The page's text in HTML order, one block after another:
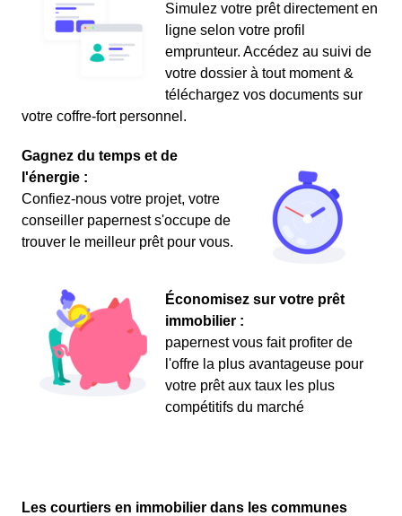
Simulez votre prêt directement en
ligne selon votre profil
emprunteur. Accédez au suivi de
votre dossier à tout moment &
téléchargez vos documents sur
votre coffre-fort personnel.
Gagnez du temps et de
l'énergie :
Confiez-nous votre projet, votre
conseiller papernest s'occupe de
trouver le meilleur prêt pour vous.
Économisez sur votre prêt
immobilier :
papernest vous fait profiter de
l'offre la plus avantageuse pour
votre prêt aux taux les plus
compétitifs du marché
Les courtiers en immobilier dans les communes